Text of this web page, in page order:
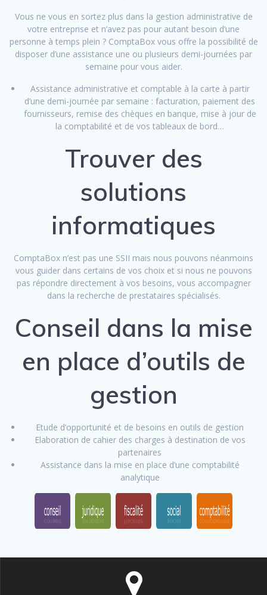
Vous ne vous en sortez plus dans la gestion administrative de
votre entreprise et n’avez pas pour autant besoin d’une
personne à temps plein ? ComptaBox vous offre la possibilité de
disposer d’une assistance une ou plusieurs demi-journées par
semaine pour vous aider.
Assistance administrative et comptable à la carte à partir
d’une demi-journée par semaine : facturation, paiement des
fournisseurs, remise des chèques en banque, mise à jour de
la comptabilité et de vos tableaux de bord…
Trouver des
solutions
informatiques
ComptaBox n’est pas une SSII mais nous pouvons néanmoins
vous guider dans certains de vos choix et si nous ne pouvons
pas répondre directement à vos besoins, vous accompagner
dans la recherche de prestataires spécialisés.
Conseil dans la mise
en place d’outils de
gestion
Etude d’opportunité et de besoins en outils de gestion
Elaboration de cahier des charges à destination de vos
partenaires
Assistance dans la mise en place d’une comptabilité
analytique